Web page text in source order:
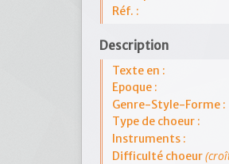
Réf. :
Description
Texte en :
Epoque :
Genre-Style-Forme :
Type de choeur :
Instruments :
Difficulté choeur